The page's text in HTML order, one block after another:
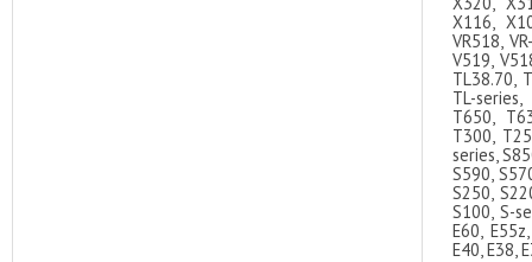
X116,
VR518,
V519,
TL38.70,
TL-
T650,
T300,
series,
S590,
S250,
S100, S-
E60,
E40, E38,